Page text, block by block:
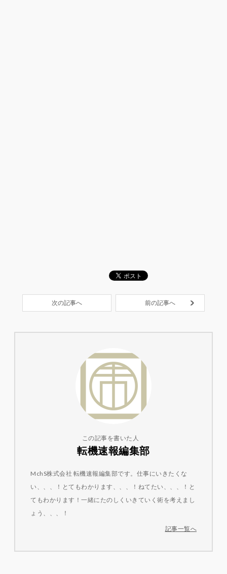
次の記事へ 前の記事へ
この記事を書いた人
転機速報編集部
MchS株式会社 転機速報編集部です。仕事にいきたくな
い、、、！とてもわかります、、、！ねてたい、、、！と
てもわかります！一緒にたのしくいきていく術を考えまし
ょう、、、！
記事一覧へ